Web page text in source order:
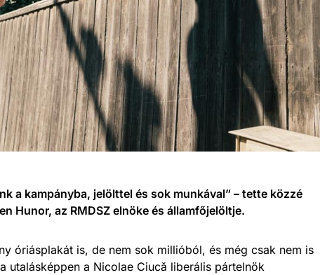
a kampányba, jelölttel és sok munkával” – tette közzé
Hunor, az RMDSZ elnöke és államfőjelöltje.
óriásplakát is, de nem sok millióból, és még csak nem is
utalásképpen a Nicolae Ciucă liberális pártelnök